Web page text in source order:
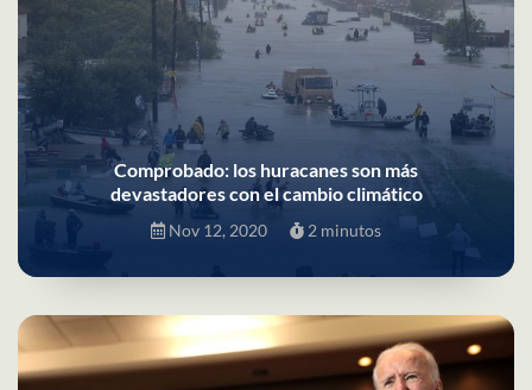
Comprobado: los huracanes son más
devastadores con el cambio climático
Nov 12, 2020 2 minutos